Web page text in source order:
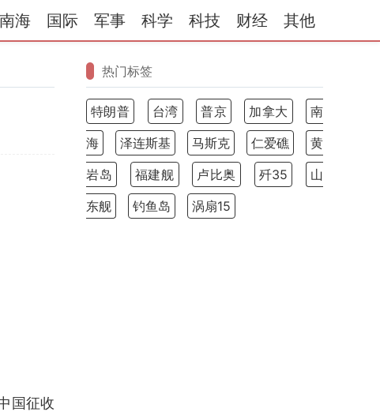
南海 国际 军事 科学 科技 财经 其他
国征收
热门标签
特朗普 台湾 普京 加拿大
南
海
泽连斯基 马斯克 仁爱礁
黄
岩岛
福建舰 卢比奥 歼35
山
东舰
钓鱼岛 涡扇15